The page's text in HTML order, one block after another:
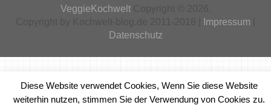
VeggieKochweltCopyright © 2026.
Impressum
Datenschutz
Diese Website verwendet Cookies, Wenn Sie diese Website
weiterhin nutzen, stimmen Sie der Verwendung von Cookies zu.